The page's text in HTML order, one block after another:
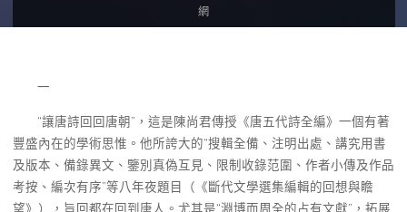
網
一
“讓唐詩回回唐朝”，這是陳尚君傳授《唐五代詩全編》一個有著
豐盛內在的學術思惟。他所誇大的“搜輯全備、注明出處、講究用書
及版本、備錄異文、鑒別真偽互見、限制收錄范圍、作者小傳及作品
考按、編次有序”等八年夜題目（《斷代文學選集編輯的回想與瞻
望》），旨回都在回到唐人。尤其是“淵博而周全的占有文獻”，拓展